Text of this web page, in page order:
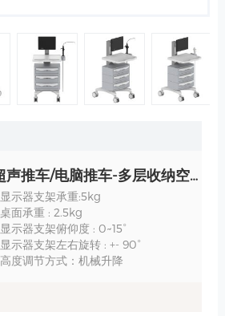
超声推车/电脑推车-多层收纳空间-TR700-100-XX 规格
显示器支架承重:5kg
桌面承重 : 2.5kg
显示器支架俯仰度 : 0~15°
显示器支架左右旋转 : +- 90°
高度调节方式：机械升降